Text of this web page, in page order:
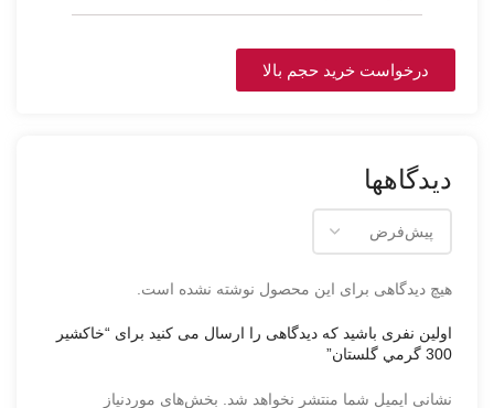
درخواست خرید حجم بالا
دیدگاهها
هیچ دیدگاهی برای این محصول نوشته نشده است.
اولین نفری باشید که دیدگاهی را ارسال می کنید برای “خاکشير
300 گرمي گلستان”
نشانی ایمیل شما منتشر نخواهد شد. بخش‌های موردنیاز